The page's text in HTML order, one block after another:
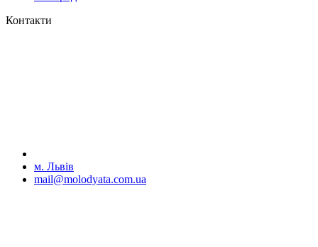
Контакти
м. Львів
mail@molodyata.com.ua